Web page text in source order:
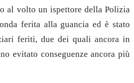
al volto un ispettore della Polizia
ferita alla guancia ed è stato
feriti, due dei quali ancora in
evitato conseguenze ancora più